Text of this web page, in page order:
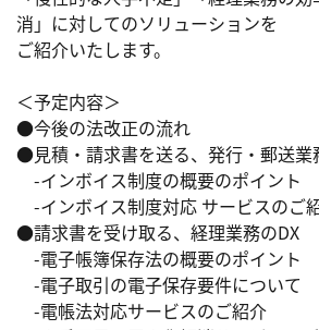
消」に対してのソリューションを
ご紹介いたします。
＜予定内容＞
●今後の法改正の流れ​
●見積・請求書を送る、発行・郵送業
-インボイス制度の概要のポイント​
-インボイス制度対応 サービス​のご
●請求書を受け取る、経理業務のDX​
-電子帳簿保存法の概要のポイント​
-電子取引の電子保存要件について​
-電帳法対応サービスのご紹介​